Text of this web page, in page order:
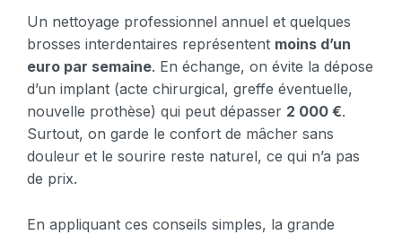
Un nettoyage professionnel annuel et quelques
brosses interdentaires représentent moins d’un
euro par semaine. En échange, on évite la dépose
d’un implant (acte chirurgical, greffe éventuelle,
nouvelle prothèse) qui peut dépasser 2 000 €.
Surtout, on garde le confort de mâcher sans
douleur et le sourire reste naturel, ce qui n’a pas
de prix.
En appliquant ces conseils simples, la grande